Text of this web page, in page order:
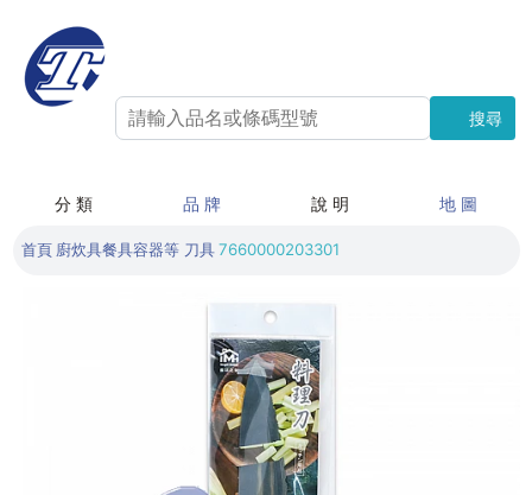
搜尋
搜尋
分 類 品 牌 說 明 地 圖
首頁 廚炊具餐具容器等 刀具 7660000203301